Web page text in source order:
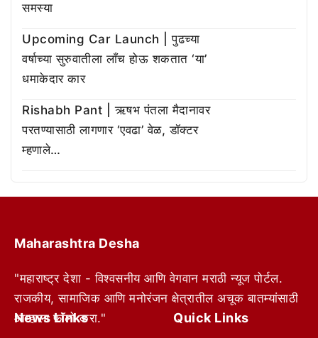
समस्या
Upcoming Car Launch | पुढच्या
वर्षाच्या सुरुवातीला लाँच होऊ शकतात ‘या’
धमाकेदार कार
Rishabh Pant | ऋषभ पंतला मैदानावर
परतण्यासाठी लागणार ‘एवढा’ वेळ, डॉक्टर
म्हणाले…
Maharashtra Desha
"महाराष्ट्र देशा - विश्वसनीय आणि वेगवान मराठी न्यूज पोर्टल.
राजकीय, सामाजिक आणि मनोरंजन क्षेत्रातील अचूक बातम्यांसाठी
आम्हाला फॉलो करा."
News Links Quick Links